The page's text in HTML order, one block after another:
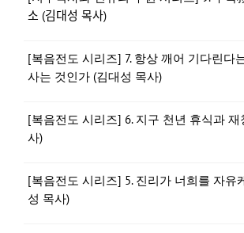
소 (김대성 목사)
[복음전도 시리즈] 7. 항상 깨어 기다린다
사는 것인가 (김대성 목사)
[복음전도 시리즈] 6. 지구 천년 휴식과 재
사)
[복음전도 시리즈] 5. 진리가 너희를 자유
성 목사)